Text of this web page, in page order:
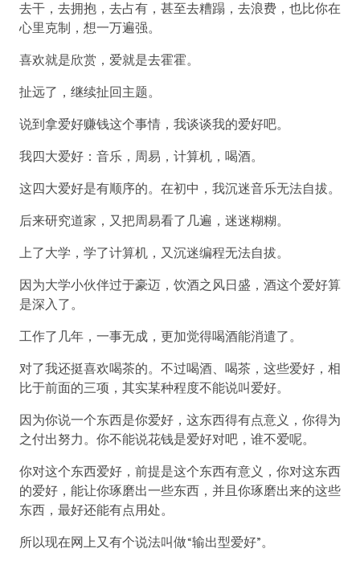
去干，去拥抱，去占有，甚至去糟蹋，去浪费，也比你在
心里克制，想一万遍强。
喜欢就是欣赏，爱就是去霍霍。
扯远了，继续扯回主题。
说到拿爱好赚钱这个事情，我谈谈我的爱好吧。
我四大爱好：音乐，周易，计算机，喝酒。
这四大爱好是有顺序的。在初中，我沉迷音乐无法自拔。
后来研究道家，又把周易看了几遍，迷迷糊糊。
上了大学，学了计算机，又沉迷编程无法自拔。
因为大学小伙伴过于豪迈，饮酒之风日盛，酒这个爱好算
是深入了。
工作了几年，一事无成，更加觉得喝酒能消遣了。
对了我还挺喜欢喝茶的。不过喝酒、喝茶，这些爱好，相
比于前面的三项，其实某种程度不能说叫爱好。
因为你说一个东西是你爱好，这东西得有点意义，你得为
之付出努力。你不能说花钱是爱好对吧，谁不爱呢。
你对这个东西爱好，前提是这个东西有意义，你对这东西
的爱好，能让你琢磨出一些东西，并且你琢磨出来的这些
东西，最好还能有点用处。
所以现在网上又有个说法叫做“输出型爱好”。